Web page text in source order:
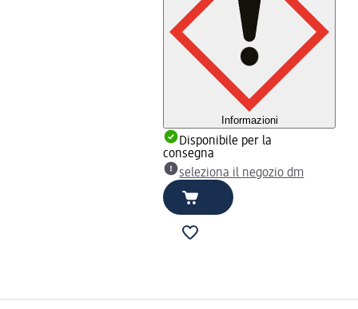
Informazioni
Disponibile per la
consegna
seleziona il negozio dm